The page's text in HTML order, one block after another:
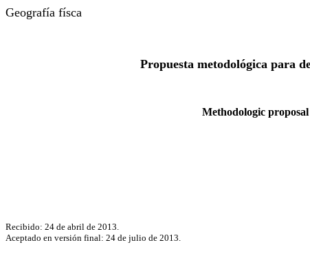
Geografía físca
Propuesta metodológica para
Methodologic
Recibido: 24 de abril de 2013.
Aceptado en versión final: 24 de julio de 2013.